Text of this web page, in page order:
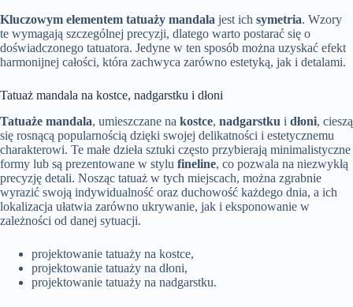
Kluczowym elementem tatuaży mandala jest ich symetria. Wzory
te wymagają szczególnej precyzji, dlatego warto postarać się o
doświadczonego tatuatora. Jedyne w ten sposób można uzyskać efekt
harmonijnej całości, która zachwyca zarówno estetyką, jak i detalami.
Tatuaż mandala na kostce, nadgarstku i dłoni
Tatuaże mandala, umieszczane na kostce, nadgarstku i dłoni, cieszą
się rosnącą popularnością dzięki swojej delikatności i estetycznemu
charakterowi. Te małe dzieła sztuki często przybierają minimalistyczne
formy lub są prezentowane w stylu fineline, co pozwala na niezwykłą
precyzję detali. Nosząc tatuaż w tych miejscach, można zgrabnie
wyrazić swoją indywidualność oraz duchowość każdego dnia, a ich
lokalizacja ułatwia zarówno ukrywanie, jak i eksponowanie w
zależności od danej sytuacji.
projektowanie tatuaży na kostce,
projektowanie tatuaży na dłoni,
projektowanie tatuaży na nadgarstku.